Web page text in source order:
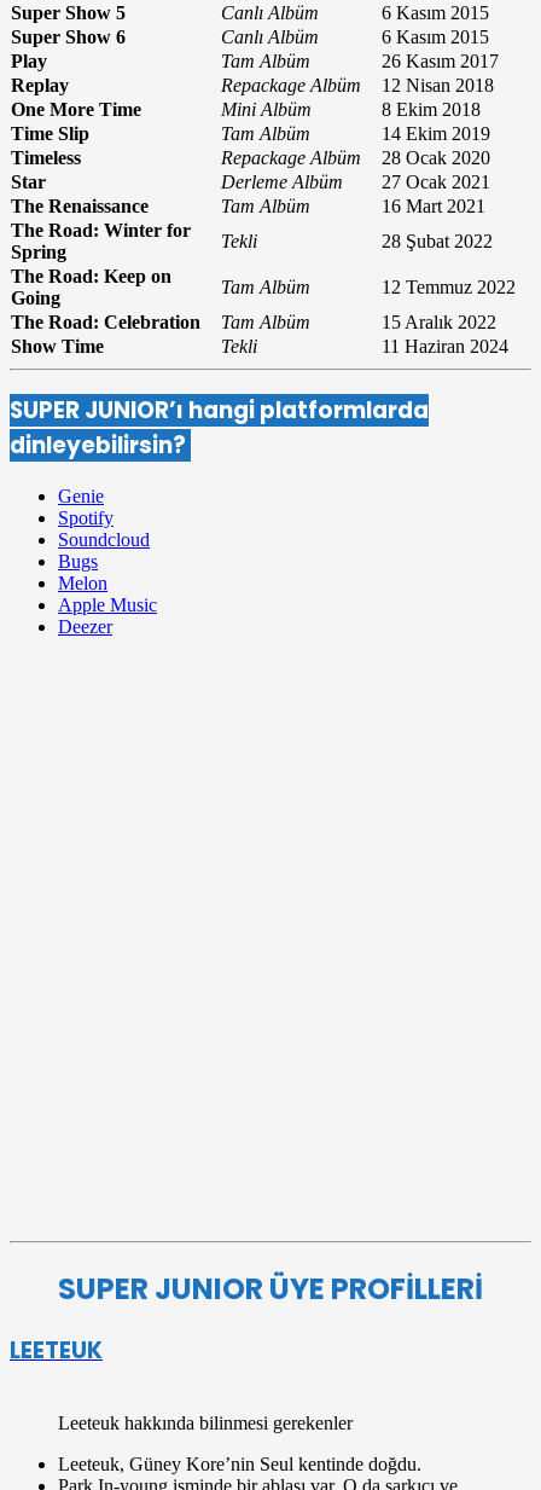
Super Show 5
Canlı Albüm
6 Kasım 2015
Super Show 6
Canlı Albüm
6 Kasım 2015
Play
Tam Albüm
26 Kasım 2017
Replay
Repackage Albüm
12 Nisan 2018
One More Time
Mini Albüm
8 Ekim 2018
Time Slip
Tam Albüm
14 Ekim 2019
Timeless
Repackage Albüm
28 Ocak 2020
Star
Derleme Albüm
27 Ocak 2021
The Renaissance
Tam Albüm
16 Mart 2021
The Road: Winter for
Spring
Tekli
28 Şubat 2022
The Road: Keep on
Going
Tam Albüm
12 Temmuz 2022
The Road: Celebration
Tam Albüm
15 Aralık 2022
Show Time
Tekli 11 Haziran 2024
SUPER JUNIOR’ı hangi platformlarda
dinleyebilirsin?
Genie
Spotify
Soundcloud
Bugs
Melon
Apple Music
Deezer
SUPER JUNIOR ÜYE PROFİLLERİ
LEETEUK
Leeteuk hakkında bilinmesi gerekenler
Leeteuk, Güney Kore’nin Seul kentinde doğdu.